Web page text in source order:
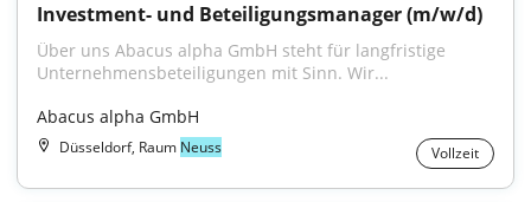
Investment- und Beteiligungsmanager (m/w/d)
Über uns Abacus alpha GmbH steht für langfristige
Unternehmensbeteiligungen mit Sinn. Wir...
Abacus alpha GmbH
Düsseldorf, Raum Neuss Vollzeit